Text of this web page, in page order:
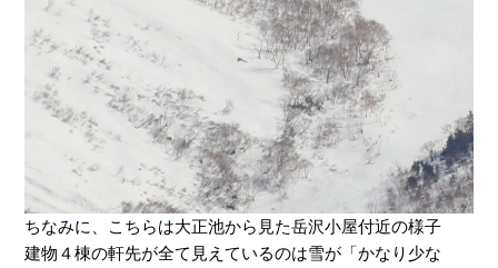
ちなみに、こちらは大正池から見た岳沢小屋付近の様子
建物４棟の軒先が全て見えているのは雪が「かなり少な